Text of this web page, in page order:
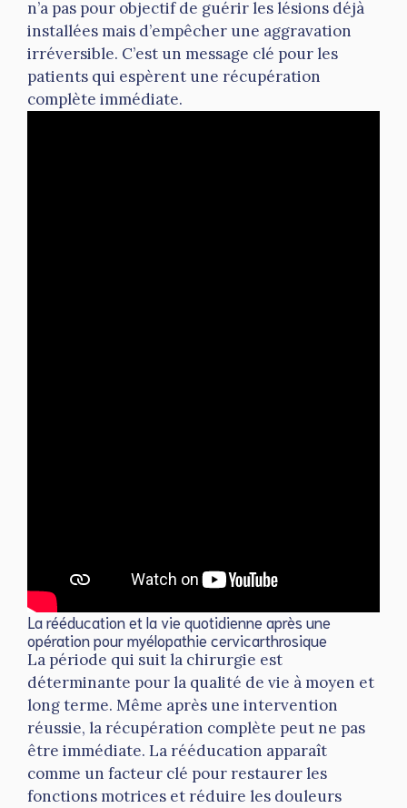
n’a pas pour objectif de guérir les lésions déjà
installées mais d’empêcher une aggravation
irréversible. C’est un message clé pour les
patients qui espèrent une récupération
complète immédiate.
La rééducation et la vie quotidienne après une
opération pour myélopathie cervicarthrosique
La période qui suit la chirurgie est
déterminante pour la qualité de vie à moyen et
long terme. Même après une intervention
réussie, la récupération complète peut ne pas
être immédiate. La rééducation apparaît
comme un facteur clé pour restaurer les
fonctions motrices et réduire les douleurs